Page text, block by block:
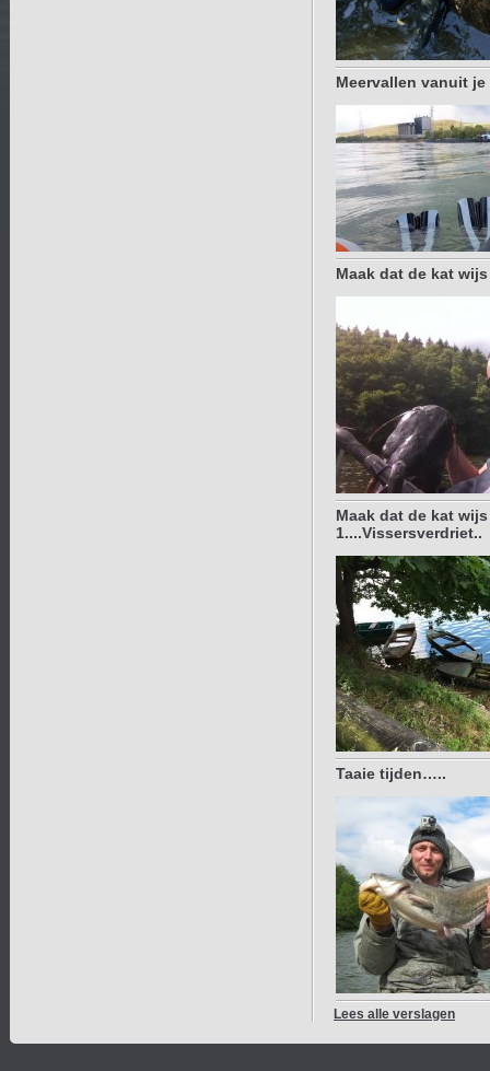
Meervallen vanuit je
Maak dat de kat wijs
Maak dat de kat wijs
1....Vissersverdriet..
Taaie tijden…..
Lees alle verslagen